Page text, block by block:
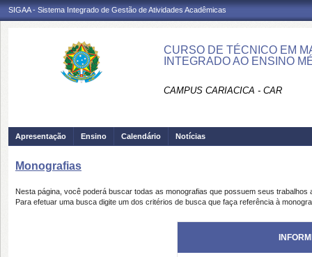
SIGAA - Sistema Integrado de Gestão de Atividades Acadêmicas
CURSO DE TÉCNICO EM
INTEGRADO AO ENSINO
CAMPUS CARIACICA - CAR
Apresentação Ensino Calendário Notícias
Monografias
Nesta página, você poderá buscar todas as monografias que possuem seus trabalhos
Para efetuar uma busca digite um dos critérios de busca que faça referência à